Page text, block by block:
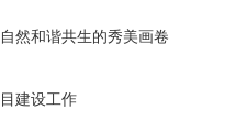
然和谐共生的秀美画卷
建设工作